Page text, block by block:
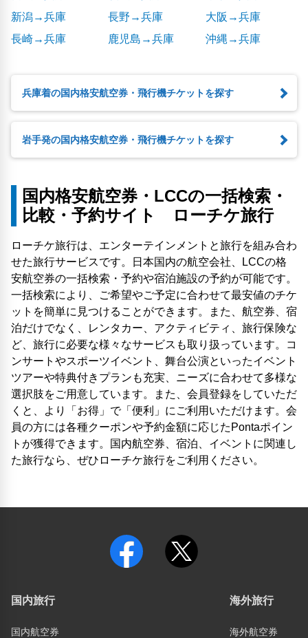
新潟→兵庫
長野→兵庫
大阪→兵庫
長崎→兵庫
鹿児島→兵庫 沖縄→兵庫
兵庫着の国内格安航空券・飛行機チケットを探す
岩手発の国内格安航空券・飛行機チケットを探す
国内格安航空券・LCCの一括検索・
比較・予約サイト ローチケ旅行
ローチケ旅行は、エンターテインメントと旅行を組み合わ
せた旅行サービスです。日本国内の航空会社、LCCの格
安航空券の一括検索・予約や宿泊施設の予約が可能です。
一括検索により、ご希望やご予定に合わせて最安値のチケ
ットを簡単に見つけることができます。また、航空券、宿
泊だけでなく、レンタカー、アクティビティ、旅行保険な
ど、旅行に必要な様々なサービスも取り扱っています。コ
ンサートやスポーツイベント、舞台公演といったイベント
ツアーや特典付きプランも充実、ニーズに合わせて多様な
選択肢をご用意しています。また、会員登録をしていただ
くと、より「お得」で「便利」にご利用いただけます。会
員の方には各種クーポンや予約金額に応じたPontaポイン
トが獲得できます。国内航空券、宿泊、イベントに関連し
た旅行なら、ぜひローチケ旅行をご利用ください。
国内旅行
国内航空券
海外旅行
海外航空券